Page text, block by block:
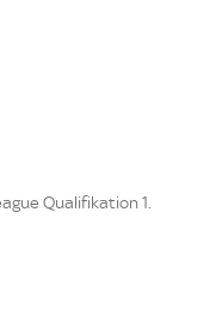
Qualifikation 1.